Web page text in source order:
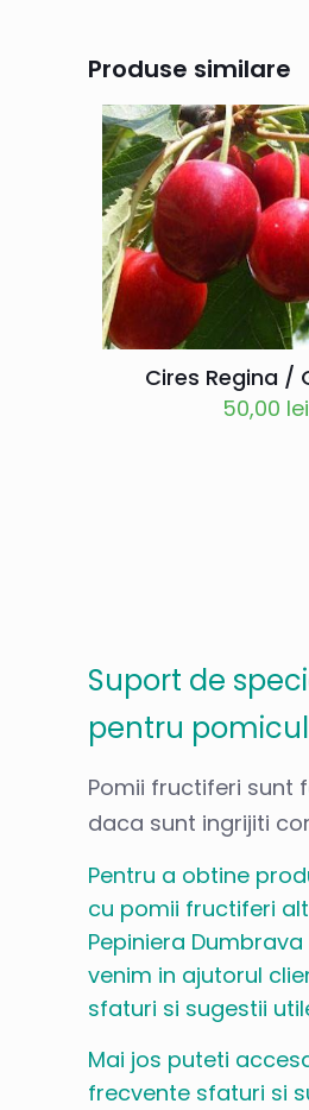
Produse similare
Cires Regina /
50,00 lei
Suport de
pentru
Pomii fructiferi sunt
daca sunt ingrijiti
Pentru a obtine
cu pomii fructiferi
Pepiniera
venim in ajutorul
sfaturi si sugestii
Mai jos puteti
frecvente sfaturi si